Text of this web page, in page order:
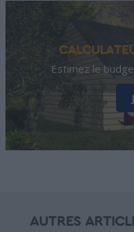
Estimez le
AUTRES